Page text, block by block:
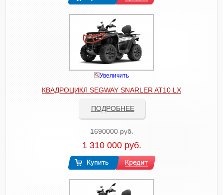
Увеличить
КВАДРОЦИКЛ SEGWAY SNARLER AT10 LX
ПОДРОБНЕЕ
1690000 руб.
1 310 000 руб.